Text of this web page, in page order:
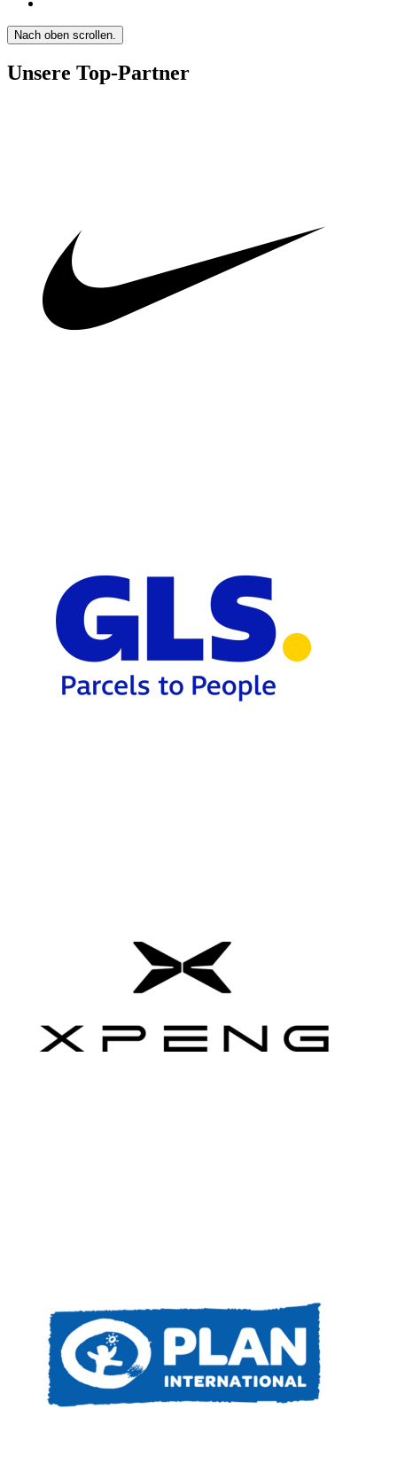
Nach oben scrollen.
Unsere Top-Partner